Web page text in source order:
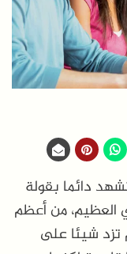
دائما بقولة
العظيم، من أعظم
تزد شيئا على